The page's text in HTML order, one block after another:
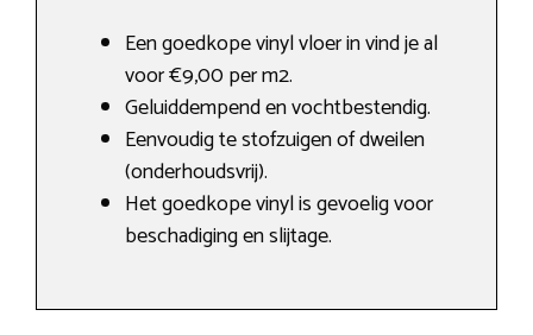
Een goedkope vinyl vloer in vind je al
voor €9,00 per m2.
Geluiddempend en vochtbestendig.
Eenvoudig te stofzuigen of dweilen
(onderhoudsvrij).
Het goedkope vinyl is gevoelig voor
beschadiging en slijtage.